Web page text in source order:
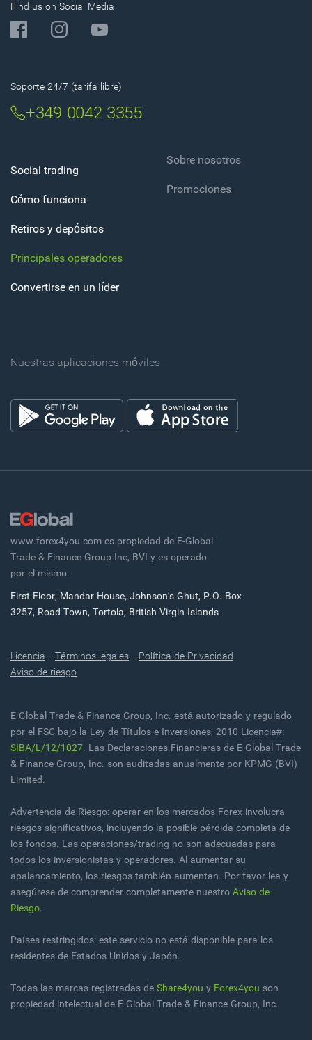
Find us on Social Media
Soporte 24/7 (tarifa libre)
+349 0042 3355
Social trading
Cómo funciona
Retiros y depósitos
Principales operadores
Convertirse en un líder
Sobre nosotros
Promociones
Nuestras aplicaciones móviles
www.forex4you.com es propiedad de E-Global
Trade & Finance Group Inc, BVI y es operado
por el mismo.
First Floor, Mandar House, Johnson's Ghut, P.O. Box
3257, Road Town, Tortola, British Virgin Islands
Licencia Términos legales
Política de Privacidad
Aviso de riesgo
E-Global Trade & Finance Group, Inc. está autorizado y regulado
por el FSC bajo la Ley de Títulos e Inversiones, 2010 Licencia#:
SIBA/L/12/1027. Las Declaraciones Financieras de E-Global Trade
& Finance Group, Inc. son auditadas anualmente por KPMG (BVI)
Limited.
Advertencia de Riesgo: operar en los mercados Forex involucra
riesgos significativos, incluyendo la posible pérdida completa de
los fondos. Las operaciones/trading no son adecuadas para
todos los inversionistas y operadores. Al aumentar su
apalancamiento, los riesgos también aumentan. Por favor lea y
asegúrese de comprender completamente nuestro Aviso de
Riesgo.
Países restringidos: este servicio no está disponible para los
residentes de Estados Unidos y Japón.
Todas las marcas registradas de Share4you y Forex4you son
propiedad intelectual de E-Global Trade & Finance Group, Inc.